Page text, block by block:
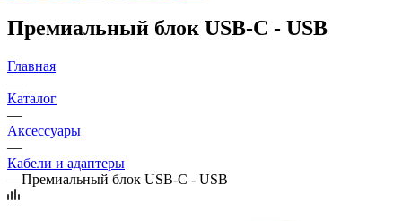
Премиальный блок USB-C - USB
Главная
—
Каталог
—
Аксессуары
—
Кабели и адаптеры
—Премиальный блок USB-C - USB